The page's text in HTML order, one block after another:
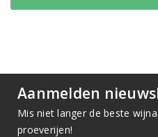
Aanmelden
Mis niet langer de beste
proeverijen!